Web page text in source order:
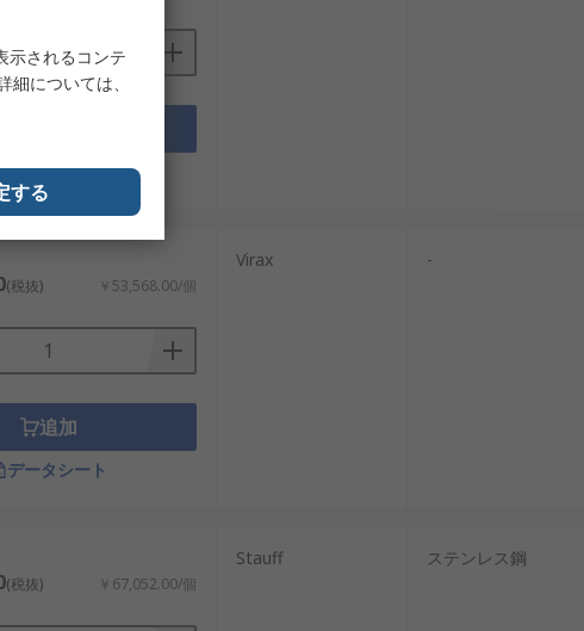
データシート
(税抜) ￥53,568.00/個
追加
データシート
Virax -
(税抜) ￥67,052.00/個
Stauff ステンレス鋼
示されるコンテ
については、
する